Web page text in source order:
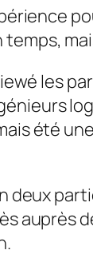
les
été
deux